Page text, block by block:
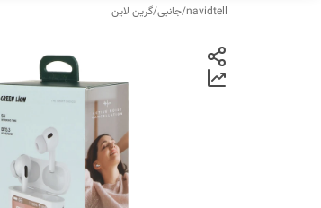
navidtell
/جانبی/گرین لاین